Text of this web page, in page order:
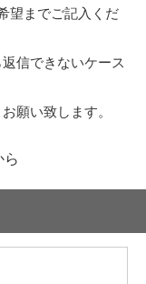
望までご記入くだ
信できないケース
願い致します。
ら